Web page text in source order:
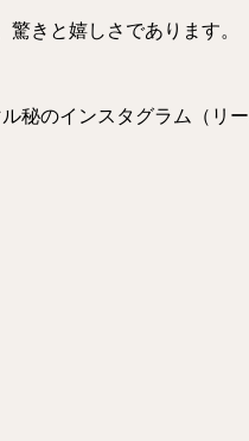
きと嬉しさであります。
秘のインスタグラム（リー